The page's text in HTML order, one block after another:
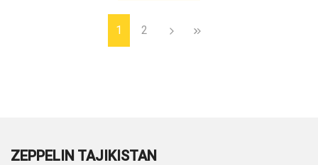
1 2
ZEPPELIN TAJIKISTAN